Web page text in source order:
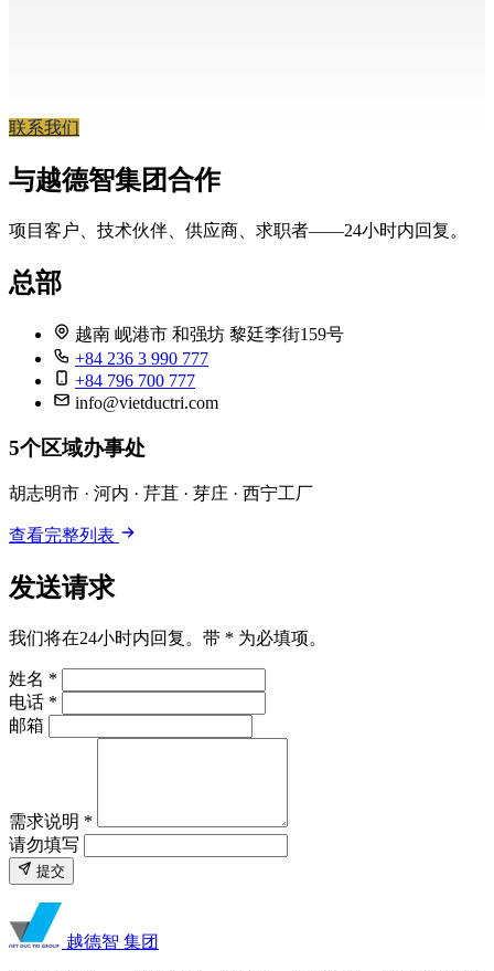
联系我们
与越德智集团合作
项目客户、技术伙伴、供应商、求职者——24小时内回复。
总部
越南 岘港市 和强坊 黎廷李街159号
+84 236 3 990 777
+84 796 700 777
info@vietductri.com
5个区域办事处
胡志明市 · 河内 · 芹苴 · 芽庄 · 西宁工厂
查看完整列表
发送请求
我们将在24小时内回复。带 * 为必填项。
姓名 *
电话 *
邮箱
需求说明 *
请勿填写
提交
越德智 集团